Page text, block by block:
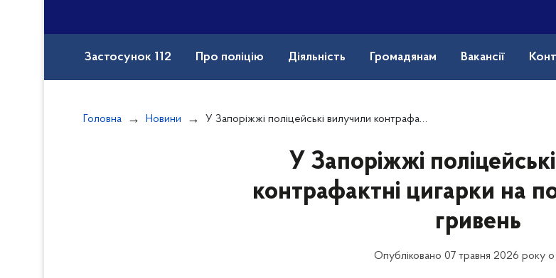
Застосунок 112 Про поліцію Діяльність Громадянам Вакансії
Головна Новини У Запоріжжі поліцейські вилучили контрафактні цигарки на понад 1 500 000 гривень
У Запоріжжі
контрафактні цигарки на
гривень
Опубліковано 07 травня 2026 року о